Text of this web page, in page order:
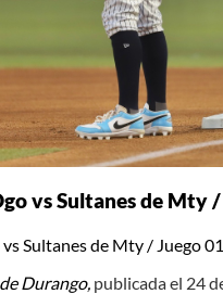
vs Sultanes de Mty
Sultanes de Mty / Juego
Durango, publicada el 24